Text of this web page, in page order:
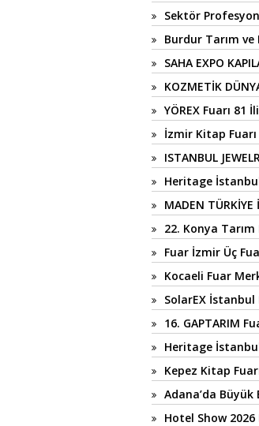
Sektör
Burdur Tarım ve
SAHA EXPO
KOZMETİK
YÖREX Fuarı 81
İzmir Kitap Fuarı
ISTANBUL
Heritage İstanbul
MADEN TÜRKİYE
22. Konya Tarım
Fuar İzmir Üç
Kocaeli Fuar
SolarEX İstanbul
16. GAPTARIM
Heritage
Kepez Kitap
Adana’da
Hotel Show 2026